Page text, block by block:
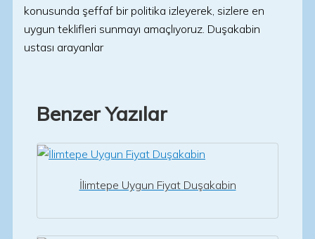
konusunda şeffaf bir politika izleyerek, sizlere en
uygun teklifleri sunmayı amaçlıyoruz. Duşakabin
ustası arayanlar
Benzer Yazılar
İlimtepe Uygun Fiyat Duşakabin